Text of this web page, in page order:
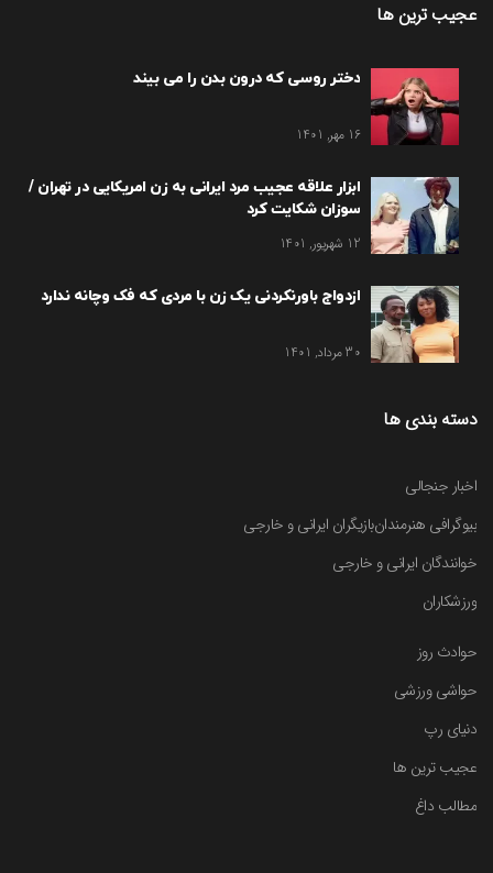
عجیب ترین ها
دختر روسی که درون بدن را می بیند
16 مهر, 1401
ابزار علاقه عجیب مرد ایرانی به زن امریکایی در تهران /
سوزان شکایت کرد
12 شهریور, 1401
ازدواج باورنکردنی یک زن با مردی که فک وچانه ندارد
30 مرداد, 1401
دسته بندی ها
اخبار جنجالی
بیوگرافی هنرمندانبازیگران ایرانی و خارجی
خوانندگان ایرانی و خارجی
ورزشکاران
حوادث روز
حواشی ورزشی
دنیای رپ
عجیب ترین ها
مطالب داغ